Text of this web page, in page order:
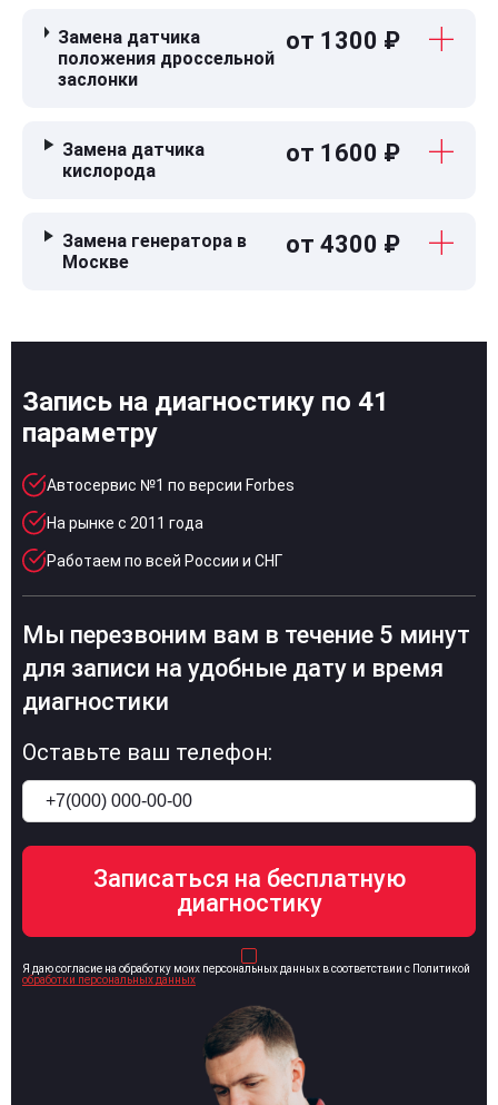
Замена датчика
положения дроссельной
заслонки
от 1300 ₽
Замена датчика
кислорода
от 1600 ₽
Замена генератора в
Москве
от 4300 ₽
Запись на диагностику по 41
параметру
Автосервис №1 по версии Forbes
На рынке с 2011 года
Работаем по всей России и СНГ
Мы перезвоним вам в течение 5 минут
для записи на удобные дату и время
диагностики
Оставьте ваш телефон:
Я даю согласие на обработку моих персональных данных в соответствии с Политикой
обработки персональных данных